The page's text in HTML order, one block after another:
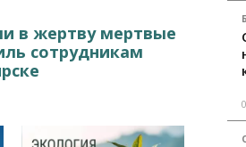
в жертву мертвые
сотрудникам